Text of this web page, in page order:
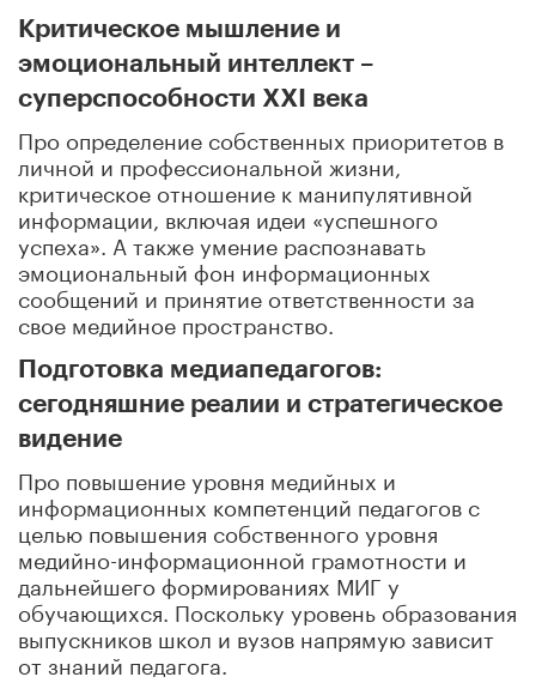
Критическое мышление и
эмоциональный интеллект –
суперспособности XXI века
Про определение собственных приоритетов в
личной и профессиональной жизни,
критическое отношение к манипулятивной
информации, включая идеи «успешного
успеха». А также умение распознавать
эмоциональный фон информационных
сообщений и принятие ответственности за
свое медийное пространство.
Подготовка медиапедагогов:
сегодняшние реалии и стратегическое
видение
Про повышение уровня медийных и
информационных компетенций педагогов с
целью повышения собственного уровня
медийно-информационной грамотности и
дальнейшего формированиях МИГ у
обучающихся. Поскольку уровень образования
выпускников школ и вузов напрямую зависит
от знаний педагога.